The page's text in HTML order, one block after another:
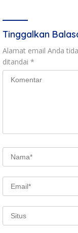
Tinggalkan
Alamat email Anda
ditandai *